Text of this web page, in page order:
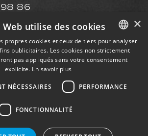
86
vente​
SPANISH
FRENCH
×
Web utilise des cookies
propres cookies et ceux de tiers pour analyser
publicitaires. Les cookies non strictement
pas appliqués sans votre consentement
explicite. En savoir plus
NÉCESSAIRES PERFORMANCE
FONCTIONNALITÉ